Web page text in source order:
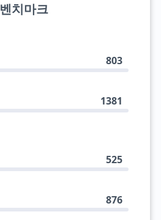
벤치마크
803
1381
525
876